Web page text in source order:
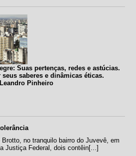
Suas pertenças, redes e astúcias.
saberes e dinâmicas éticas.
Pinheiro
no tranquilo bairro do Juvevê, em
Justiça Federal, dois contêin[...]